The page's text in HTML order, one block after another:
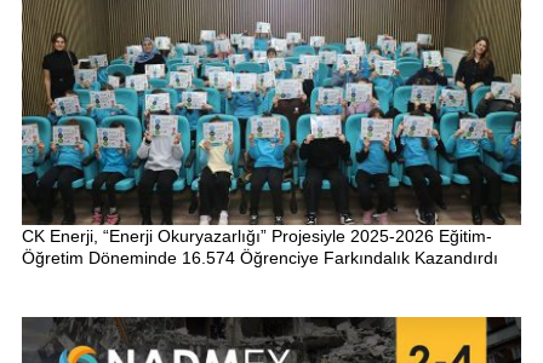
CK Enerji, “Enerji Okuryazarlığı” Projesiyle 2025-2026 Eğitim-
Öğretim Döneminde 16.574 Öğrenciye Farkındalık Kazandırdı